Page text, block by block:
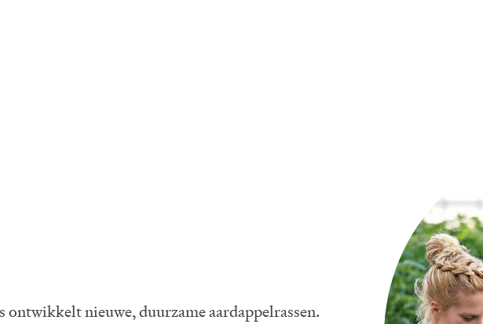
ontwikkelt nieuwe, duurzame aardappelrassen.